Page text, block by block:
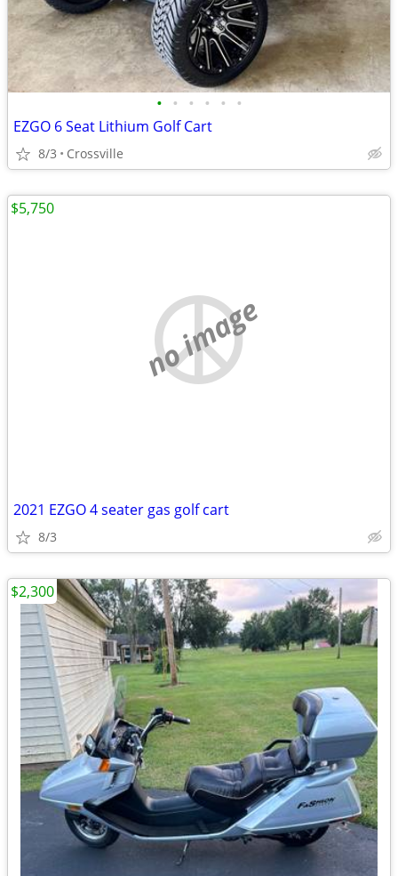
• • • • • •
EZGO 6 Seat Lithium Golf Cart
8/3 Crossville
no image
2021 EZGO 4 seater gas golf cart
8/3
$5,750
$2,300